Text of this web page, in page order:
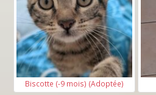
Biscotte (-9 mois) (Adoptée)